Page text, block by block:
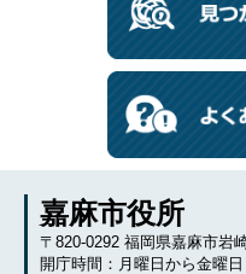
嘉麻市役所
〒820-0292 福岡県嘉麻市岩
開庁時間：月曜日から金曜